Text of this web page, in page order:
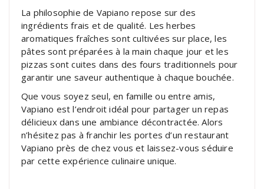
La philosophie de Vapiano repose sur des
ingrédients frais et de qualité. Les herbes
aromatiques fraîches sont cultivées sur place, les
pâtes sont préparées à la main chaque jour et les
pizzas sont cuites dans des fours traditionnels pour
garantir une saveur authentique à chaque bouchée.
Que vous soyez seul, en famille ou entre amis,
Vapiano est l’endroit idéal pour partager un repas
délicieux dans une ambiance décontractée. Alors
n’hésitez pas à franchir les portes d’un restaurant
Vapiano près de chez vous et laissez-vous séduire
par cette expérience culinaire unique.